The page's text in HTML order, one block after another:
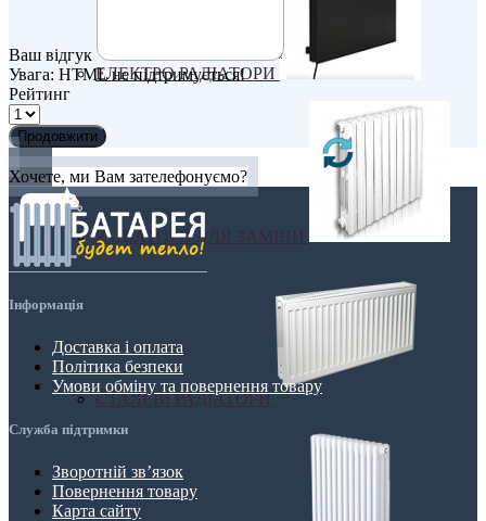
ЕЛЕКТРО РАДІАТОРИ
РАДІАТОРИ ДЛЯ ЗАМІНИ
СТАЛЕВІ РАДІАТОРИ
Ваш відгук
Увага: HTML не підтримується!
Рейтинг
Продовжити
Хочете, ми Вам зателефонуємо?
Інформація
Доставка і оплата
Політика безпеки
Умови обміну та повернення товару
Служба підтримки
Зворотній зв’язок
Повернення товару
Карта сайту